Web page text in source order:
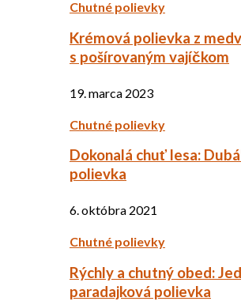
Chutné polievky
Krémová polievka z
s pošírovaným vajíčkom
19. marca 2023
Chutné polievky
Dokonalá chuť lesa:
polievka
6. októbra 2021
Chutné polievky
Rýchly a chutný obed:
paradajková polievka